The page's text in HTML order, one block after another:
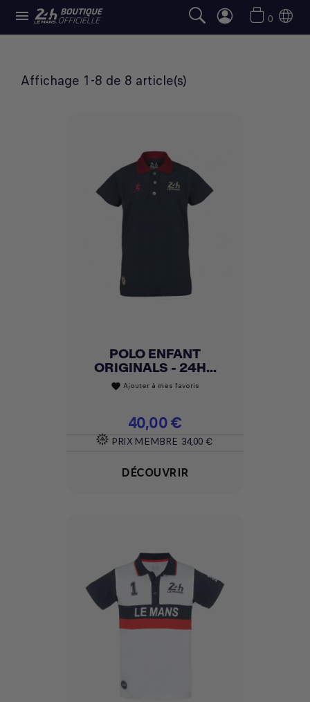
 0
POLOS & CHEMISES
Affichage 1-8 de 8 article(s)
POLO ENFANT
ORIGINALS - 24H...
favorite Ajouter à mes favoris
Prix
40,00 €
PRIX MEMBRE 34,00 €
DÉCOUVRIR